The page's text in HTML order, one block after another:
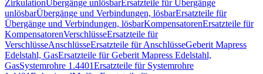
ZirkulationÜbergänge unlösbarErsatzteile für Übergänge
unlösbarÜbergänge und Verbindungen, lösbarErsatzteile für
Übergänge und Verbindungen, lösbarKompensatorenErsatzteile für
KompensatorenVerschlüsseErsatzteile für
VerschlüsseAnschlüsseErsatzteile für AnschlüsseGeberit Mapress
Edelstahl, GasErsatzteile für Geberit Mapress Edelstahl,
GasSystemrohre 1.4401Ersatzteile für Systemrohre